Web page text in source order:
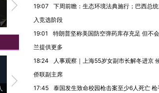
马航飞行员跨国走私7万
视线｜被称为“蟑螂”的印
【推广】走进第四届链博
会，让数智科技“链”接产
【特别呈现】寻找100种
19:07
下周前瞻：生态环境法典施行；巴西总
入竞选阶段
19:01
特朗普坚称美国防空弹药库存充足 但不
兰提供更多
18:24
人事观察｜上海55岁女副市长解冬进京
侨联副主席
17:45
泰国发生致命校园枪击案至少6人死亡 枪